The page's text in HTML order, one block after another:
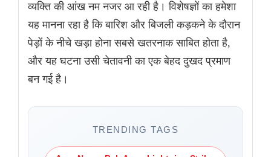
व्यक्ति की आंख नम नजर आ रही है। विशेषज्ञों का हमेशा
यह मानना रहा है कि बारिश और बिजली कड़कने के दौरान
पेड़ों के नीचे खड़ा होना सबसे खतरनाक साबित होता है,
और यह घटना उसी चेतावनी का एक बेहद दुखद प्रमाण
बन गई है।
TRENDING TAGS